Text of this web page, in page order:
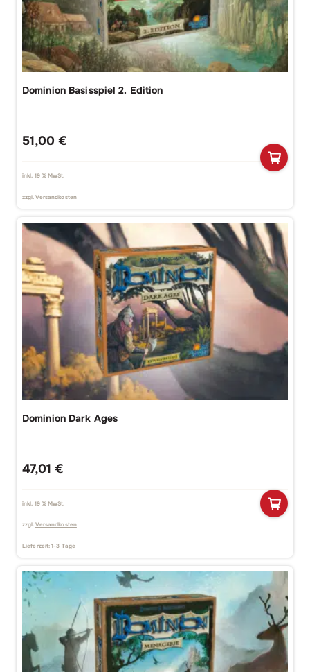
Dominion Basisspiel 2. Edition
51,00 €
inkl. 19 % MwSt.
zzgl. Versandkosten
Dominion Dark Ages
47,01 €
inkl. 19 % MwSt.
zzgl. Versandkosten
Lieferzeit:1-3 Tage